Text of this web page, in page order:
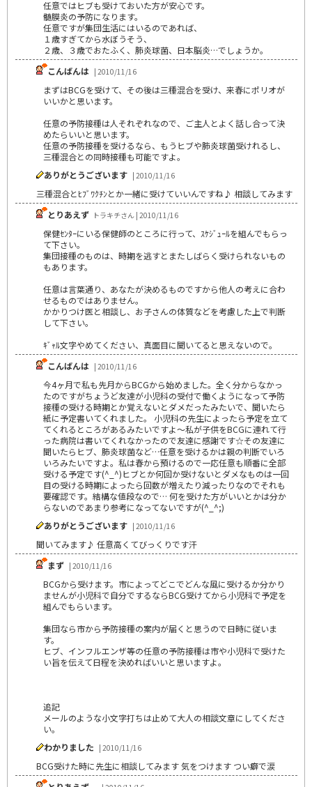
任意ではヒブも受けておいた方が安心です。
髄膜炎の予防になります。
任意ですが集団生活にはいるのであれば、
１歳すぎてから水ぼうそう、
２歳、３歳でおたふく、肺炎球菌、日本脳炎…でしょうか。
こんばんは | 2010/11/16
まずはBCGを受けて、その後は三種混合を受け、来春にポリオが
いいかと思います。
任意の予防接種は人それぞれなので、ご主人とよく話し合って決
めたらいいと思います。
任意の予防接種を受けるなら、もうヒブや肺炎球菌受けれるし、
三種混合との同時接種も可能ですよ。
ありがとうございます | 2010/11/16
三種混合とﾋﾌﾞﾜｸﾁﾝとか一緒に受けていいんですね♪ 相談してみます
とりあえず トラキチさん | 2010/11/16
保健ｾﾝﾀｰにいる保健師のところに行って、ｽｹｼﾞｭｰﾙを組んでもらっ
て下さい。
集団接種のものは、時期を逃すとまたしばらく受けられないもの
もあります。
任意は言葉通り、あなたが決めるものですから他人の考えに合わ
せるものではありません。
かかりつけ医と相談し、お子さんの体質などを考慮した上で判断
して下さい。
ｷﾞｬﾙ文字やめてください、真面目に聞いてると思えないので。
こんばんは | 2010/11/16
今4ヶ月で私も先月からBCGから始めました。全く分からなかっ
たのですがちょうど友達が小児科の受付で働くようになって予防
接種の受ける時期とか覚えないとダメだったみたいで、聞いたら
紙に予定書いてくれました。 小児科の先生によったら予定を立て
てくれるところがあるみたいですよ～私が子供をBCGに連れて行
った病院は書いてくれなかったので友達に感謝です☆その友達に
聞いたらヒブ、肺炎球菌など…任意を受けるかは親の判断でいろ
いろみたいですよ。私は春から預けるので一応任意も順番に全部
受ける予定です(^_^)ヒブとか何回か受けないとダメなものは一回
目の受ける時期によったら回数が増えたり減ったりなのでそれも
要確認です。結構な値段なので… 何を受けた方がいいとかは分か
らないのであまり参考になってないですが(^_^;)
ありがとうございます | 2010/11/16
聞いてみます♪ 任意高くてびっくりです汗
まず | 2010/11/16
BCGから受けます。市によってどこでどんな風に受けるか分かり
ませんが小児科で自分でするならBCG受けてから小児科で予定を
組んでもらいます。
集団なら市から予防接種の案内が届くと思うので日時に従いま
す。
ヒブ、インフルエンザ等の任意の予防接種は市や小児科で受けた
い旨を伝えて日程を決めればいいと思いますよ。
追記
メールのような小文字打ちは止めて大人の相談文章にしてくださ
い。
わかりました | 2010/11/16
BCG受けた時に先生に相談してみます 気をつけます つい癖で涙